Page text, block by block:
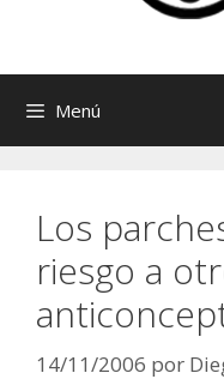
Menú
Los
riesgo a
14/11/2006 por